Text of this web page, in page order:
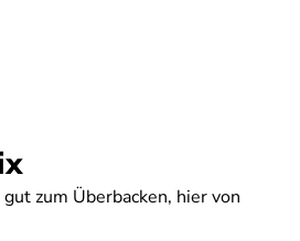
zum Überbacken, hier von